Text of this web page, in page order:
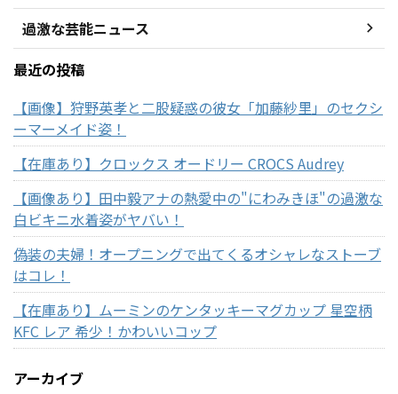
過激な芸能ニュース
最近の投稿
【画像】狩野英孝と二股疑惑の彼女「加藤紗里」のセクシ
ーマーメイド姿！
【在庫あり】クロックス オードリー CROCS Audrey
【画像あり】田中毅アナの熱愛中の"にわみきほ"の過激な
白ビキニ水着姿がヤバい！
偽装の夫婦！オープニングで出てくるオシャレなストーブ
はコレ！
【在庫あり】ムーミンのケンタッキーマグカップ 星空柄
KFC レア 希少！かわいいコップ
アーカイブ